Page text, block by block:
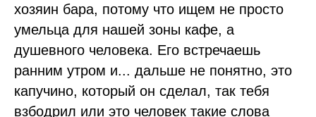
хозяин бара, потому что ищем не просто
умельца для нашей зоны кафе, а
душевного человека. Его встречаешь
ранним утром и... дальше не понятно, это
капучино, который он сделал, так тебя
взбодрил или это человек такие слова